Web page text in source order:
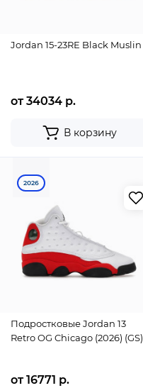
Jordan 15-23RE Black Muslin
от 34034 р.
В корзину
2026
Подростковые Jordan 13
Retro OG Chicago (2026) (GS)
от 16771 р.